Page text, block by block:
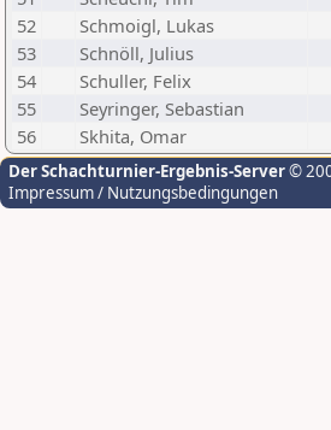
52
Schmoigl, Lukas
53
Schnöll, Julius
54
Schuller, Felix
55
Seyringer, Sebastian
56
Skhita, Omar
Der Schachturnier-Ergebnis-Server©
Impressum / Nutzungsbedingungen